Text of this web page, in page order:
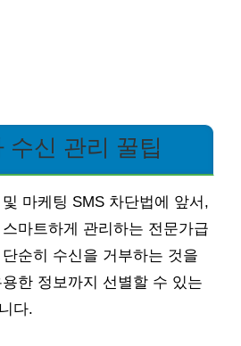
수신 관리 꿀팁
마케팅 SMS 차단법에 앞서,
마트하게 관리하는 전문가급
순히 수신을 거부하는 것을
한 정보까지 선별할 수 있는
다.